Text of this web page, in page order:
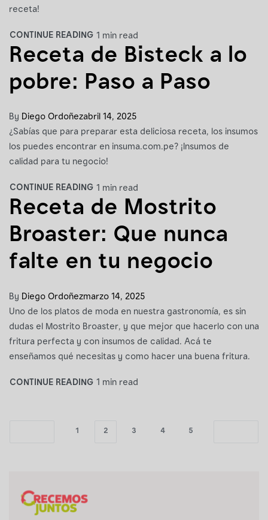
receta!
CONTINUE READING 1 min read
Receta de Bisteck a lo
pobre: Paso a Paso
By Diego Ordoñezabril 14, 2025
¿Sabías que para preparar esta deliciosa receta, los insumos
los puedes encontrar en insuma.com.pe? ¡Insumos de
calidad para tu negocio!
CONTINUE READING 1 min read
Receta de Mostrito
Broaster: Que nunca
falte en tu negocio
By Diego Ordoñezmarzo 14, 2025
Uno de los platos de moda en nuestra gastronomía, es sin
dudas el Mostrito Broaster, y que mejor que hacerlo con una
fritura perfecta y con insumos de calidad. Acá te
enseñamos qué necesitas y como hacer una buena fritura.
CONTINUE READING 1 min read
1 2 3 4 5